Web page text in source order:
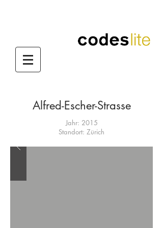
Alfred-Escher-Strasse
Jahr: 2015
Standort: Zürich